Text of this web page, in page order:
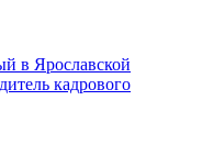
в Ярославской
кадрового